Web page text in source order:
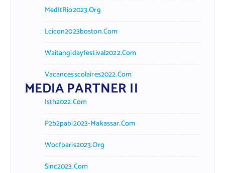
MedItRio2023.org
Lcicon2023boston.com
Waitangidayfestival2022.com
Vacancesscolaires2022.com
MEDIA PARTNER II
Isth2022.com
P2b2pabi2023-Makassar.com
Wocfparis2023.org
Sinc2023.com